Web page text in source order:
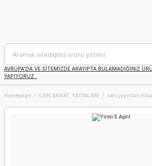
AVRUPA'DA VE SİTEMİZDE ARAYIPTA BULAMADIĞINIZ
YAPIYORUZ .
Homepage CAN SANAT YAYINLARI can yayınları